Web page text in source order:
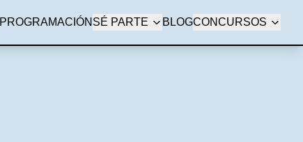
PROGRAMACIÓN SÉ PARTE BLOGCONCURSOS